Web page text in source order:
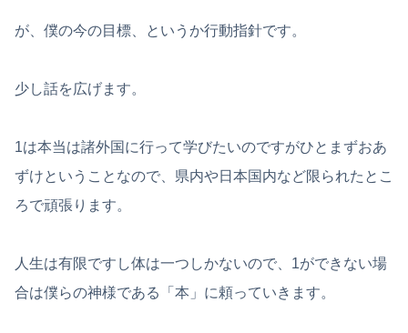
が、僕の今の目標、というか行動指針です。
少し話を広げます。
1は本当は諸外国に行って学びたいのですがひとまずおあ
ずけということなので、県内や日本国内など限られたとこ
ろで頑張ります。
人生は有限ですし体は一つしかないので、1ができない場
合は僕らの神様である「本」に頼っていきます。